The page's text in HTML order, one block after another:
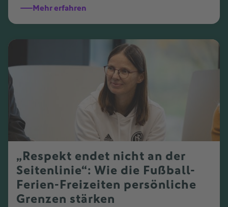
Mehr erfahren
„Respekt endet nicht an der
Seitenlinie“: Wie die Fußball-
Ferien-Freizeiten persönliche
Grenzen stärken